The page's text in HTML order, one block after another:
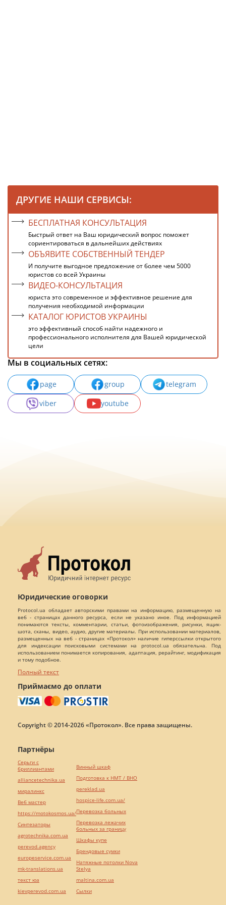
ДРУГИЕ НАШИ СЕРВИСЫ:
БЕСПЛАТНАЯ КОНСУЛЬТАЦИЯ
Быстрый ответ на Ваш юридический вопрос поможет
сориентироваться в дальнейших действиях
ОБЪЯВИТЕ СОБСТВЕННЫЙ ТЕНДЕР
И получите выгодное предложение от более чем 5000
юристов со всей Украины
ВИДЕО-КОНСУЛЬТАЦИЯ
юриста это современное и эффективное решение для
получения необходимой информации
КАТАЛОГ ЮРИСТОВ УКРАИНЫ
это эффективный способ найти надежного и
профессионального исполнителя для Вашей юридической
цели
Мы в социальных сетях:
page group
telegram
viber
youtube
Юридические оговорки
Protocol.ua обладает авторскими правами на информацию, размещенную на
веб - страницах данного ресурса, если не указано иное. Под информацией
понимаются тексты, комментарии, статьи, фотоизображения, рисунки, ящик-
шота, сканы, видео, аудио, другие материалы. При использовании материалов,
размещенных на веб - страницах «Протокол» наличие гиперссылки открытого
для индексации поисковыми системами на protocol.ua обязательна. Под
использованием понимается копирования, адаптация, рерайтинг, модификация
и тому подобное.
Полный текст
Приймаємо до оплати
Copyright © 2014-2026 «Протокол». Все права защищены.
Партнёры
Серьги с
бриллиантами
alliancetechnika.ua
миралинкс
Веб мастер
https://motokosmos.ua/
Синтезаторы
agrotechnika.com.ua
perevod.agency
europeservice.com.ua
mk-translations.ua
текст юа
kievperevod.com.ua
Винный шкаф
Подготовка к НМТ / ВНО
pereklad.ua
hospice-life.com.ua/
Перевозка больных
Перевозка лежачих
больных за границу
Шкафы купе
Брендовые сумки
Натяжные потолки Nova
Stelya
maltina.com.ua
Cылки